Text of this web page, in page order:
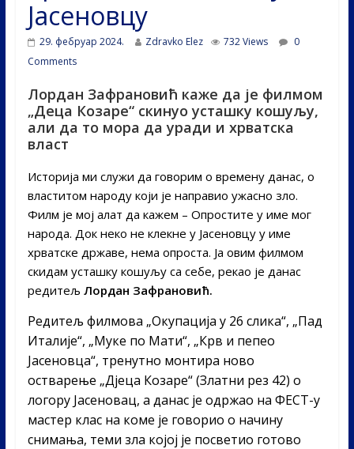
Јасеновцу
29. фебруар 2024. Zdravko Elez 732 Views
0
Comments
Лордан Зафрановић каже да је филмом
„Деца Козаре“ скинуо усташку кошуљу,
али да то мора да уради и хрватска
власт
Историја ми служи да говорим о времену данас, о
властитом народу који је направио ужасно зло.
Филм је мој алат да кажем – Опростите у име мог
народа. Док неко не клекне у Јасеновцу у име
хрватске државе, нема опроста. Ја овим филмом
скидам усташку кошуљу са себе, рекао је данас
редитељ Лордан Зафрановић.
Редитељ филмова „Окупација у 26 слика“, „Пад
Италије“, „Муке по Мати“, „Крв и пепео
Јасеновца“, тренутно монтира ново
остварење „Дјеца Козаре“ (Златни рез 42) о
логору Јасеновац, а данас је одржао на ФЕСТ-у
мастер клас на коме је говорио о начину
снимања, теми зла којој је посветио готово